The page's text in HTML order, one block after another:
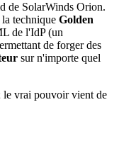
de SolarWinds Orion.
technique Golden
de l'IdP (un
de forger des
sur n'importe quel
vrai pouvoir vient de